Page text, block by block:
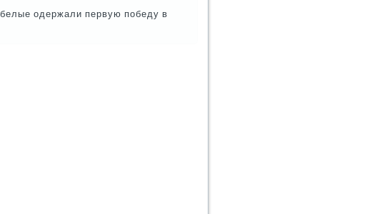
одержали первую пοбеду в